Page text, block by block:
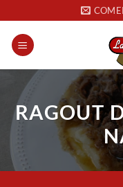
al
contenido
RAGOUT